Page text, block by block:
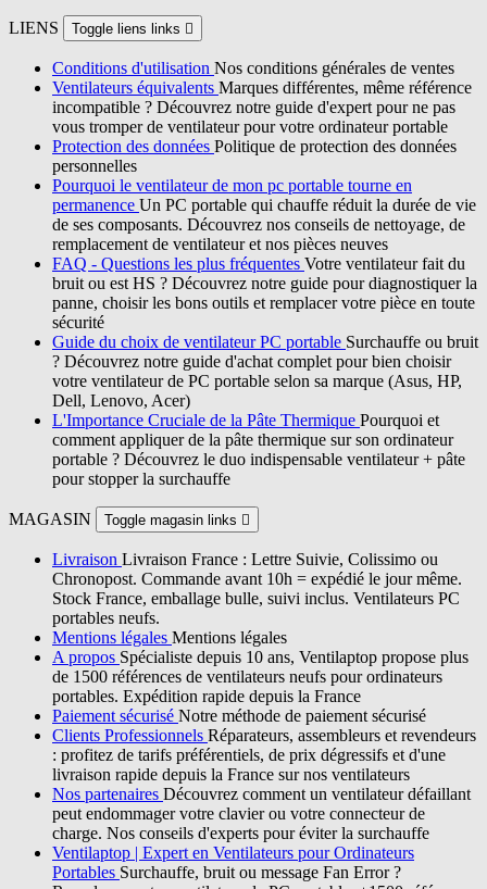
LIENS Toggle liens links 
Conditions d'utilisation Nos conditions générales de ventes
Ventilateurs équivalents Marques différentes, même référence
incompatible ? Découvrez notre guide d'expert pour ne pas
vous tromper de ventilateur pour votre ordinateur portable
Protection des données Politique de protection des données
personnelles
Pourquoi le ventilateur de mon pc portable tourne en
permanence Un PC portable qui chauffe réduit la durée de vie
de ses composants. Découvrez nos conseils de nettoyage, de
remplacement de ventilateur et nos pièces neuves
FAQ - Questions les plus fréquentes Votre ventilateur fait du
bruit ou est HS ? Découvrez notre guide pour diagnostiquer la
panne, choisir les bons outils et remplacer votre pièce en toute
sécurité
Guide du choix de ventilateur PC portable Surchauffe ou bruit
? Découvrez notre guide d'achat complet pour bien choisir
votre ventilateur de PC portable selon sa marque (Asus, HP,
Dell, Lenovo, Acer)
L'Importance Cruciale de la Pâte Thermique Pourquoi et
comment appliquer de la pâte thermique sur son ordinateur
portable ? Découvrez le duo indispensable ventilateur + pâte
pour stopper la surchauffe
MAGASIN Toggle magasin links 
Livraison Livraison France : Lettre Suivie, Colissimo ou
Chronopost. Commande avant 10h = expédié le jour même.
Stock France, emballage bulle, suivi inclus. Ventilateurs PC
portables neufs.
Mentions légales Mentions légales
A propos Spécialiste depuis 10 ans, Ventilaptop propose plus
de 1500 références de ventilateurs neufs pour ordinateurs
portables. Expédition rapide depuis la France
Paiement sécurisé Notre méthode de paiement sécurisé
Clients Professionnels Réparateurs, assembleurs et revendeurs
: profitez de tarifs préférentiels, de prix dégressifs et d'une
livraison rapide depuis la France sur nos ventilateurs
Nos partenaires Découvrez comment un ventilateur défaillant
peut endommager votre clavier ou votre connecteur de
charge. Nos conseils d'experts pour éviter la surchauffe
Ventilaptop | Expert en Ventilateurs pour Ordinateurs
Portables Surchauffe, bruit ou message Fan Error ?